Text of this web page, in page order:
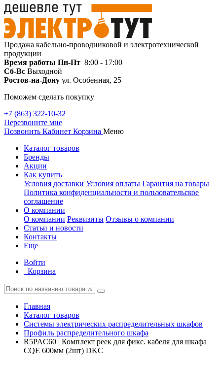
Продажа кабельно-проводниковой и электротехнической
продукции
Время работы Пн-Пт 8:00 - 17:00
Сб-Вс Выходной
Ростов-на-Дону ул. Особенная, 25
Поможем сделать покупку
+7 (863) 322-10-32
Перезвоните мне
Позвонить Кабинет Корзина Меню
Каталог товаров
Бренды
Акции
Как купить
Условия доставки Условия оплаты Гарантия на товары
Политика конфиденциальности и пользовательское
соглашение
О компании
О компании Реквизиты Отзывы о компании
Статьи и новости
Контакты
Еще
Войти
Корзина
Главная
Каталог товаров
Системы электрических распределительных шкафов
Профиль распределительного шкафа
R5PAC60 | Комплект реек для фикс. кабеля для шкафа
CQE 600мм (2шт) DKC